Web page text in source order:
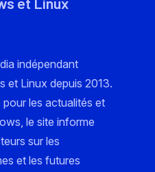
indépendant
et Linux depuis 2013.
les actualités et
le site informe
sur les
et les futures